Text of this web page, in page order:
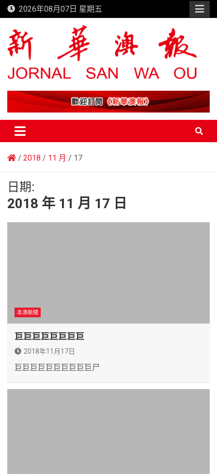
Skip
to
content
2026年08月07日 星期五
新華澳報
2018 11 月 17
日期:
2018 年 11 月 17 日
本澳新聞
巨巨巨巨巨巨巨巨
2018年11月17日
巨巨巨巨巨巨巨巨巨巨尸